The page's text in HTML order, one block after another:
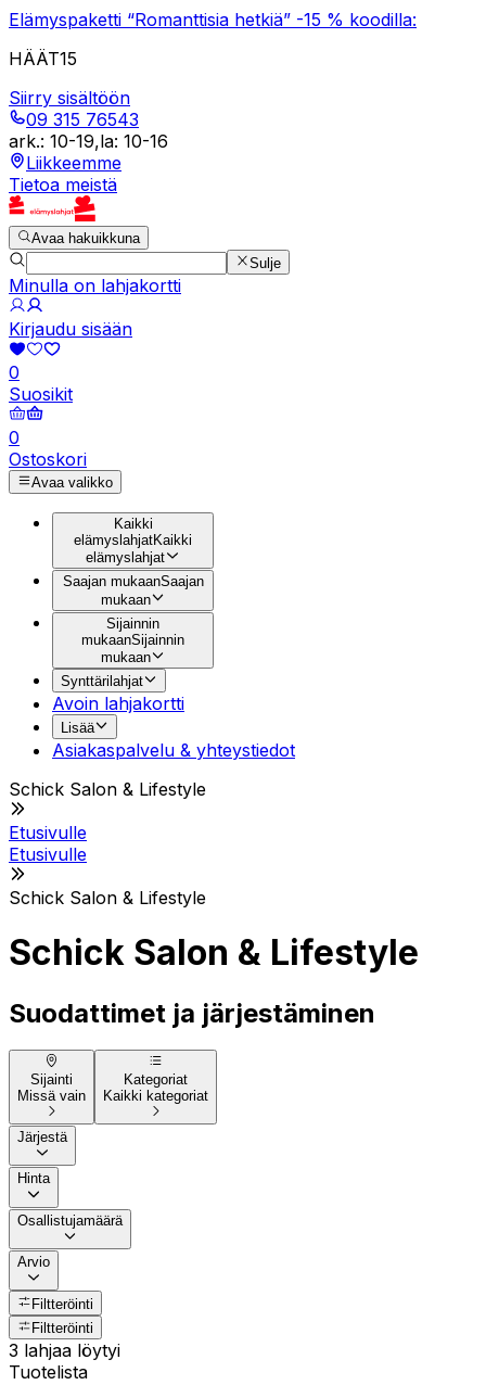
Elämyspaketti “Romanttisia hetkiä” -15 % koodilla:
HÄÄT15
Siirry sisältöön
09 315 76543
ark.: 10-19,la: 10-16
Liikkeemme
Tietoa meistä
Avaa hakuikkuna
Sulje
Minulla on lahjakortti
Kirjaudu sisään
0
Suosikit
0
Ostoskori
Avaa valikko
Kaikki
elämyslahjatKaikki
elämyslahjat
Saajan mukaanSaajan
mukaan
Sijainnin
mukaanSijainnin
mukaan
Synttärilahjat
Avoin lahjakortti
Lisää
Asiakaspalvelu & yhteystiedot
Schick Salon & Lifestyle
Etusivulle
Etusivulle
Schick Salon & Lifestyle
Schick Salon & Lifestyle
Suodattimet ja järjestäminen
Sijainti
Missä vain
Kategoriat
Kaikki kategoriat
Järjestä
Hinta
Osallistujamäärä
Arvio
Filtteröinti
Filtteröinti
3 lahjaa löytyi
Tuotelista